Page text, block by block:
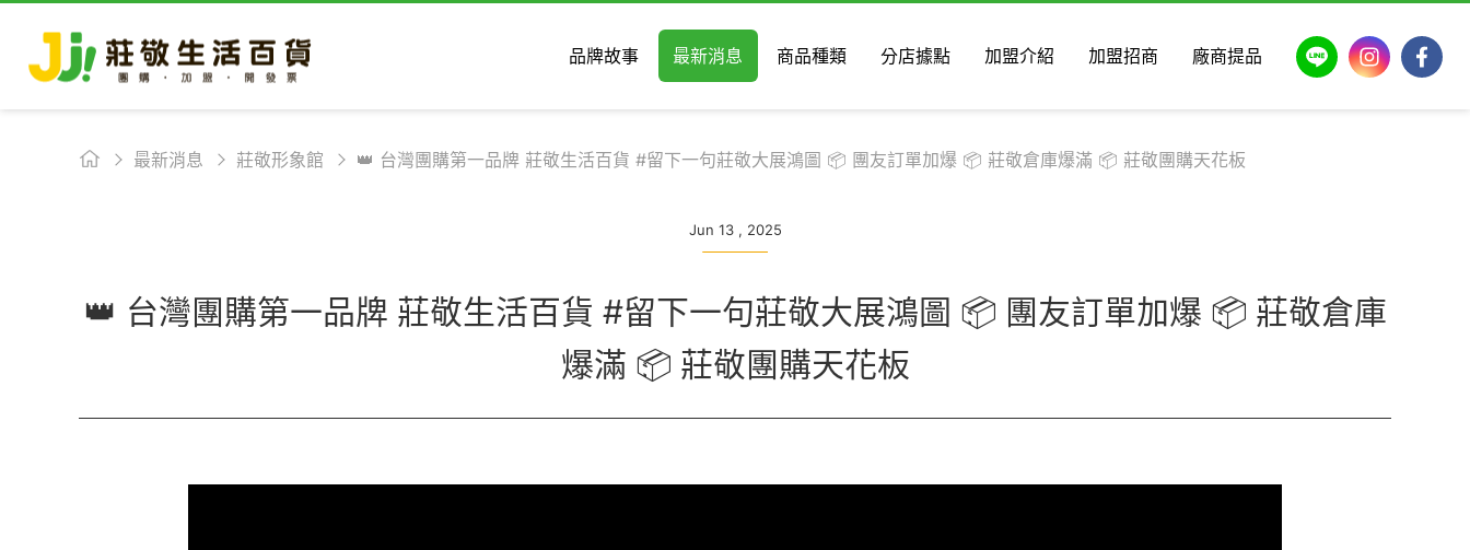
LINE Instagram
品牌故事 最新消息 商品種類 分店據點 加盟介紹 加盟招商 廠商提品
最新消息 莊敬形象館 👑 台灣團購第一品牌 莊敬生活百貨 #留下一句莊敬大展鴻圖 📦 團友訂單加爆 📦 莊敬倉庫爆滿 📦 莊敬團購天花板
Jun 13 , 2025
👑 台灣團購第一品牌 莊敬生活百貨 #留下一句莊敬大展鴻圖 📦 團友訂單加爆 📦 莊敬倉庫
爆滿 📦 莊敬團購天花板